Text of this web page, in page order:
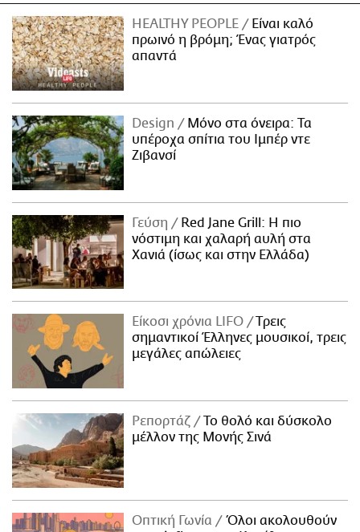
HEALTHY PEOPLE
Είναι καλό
πρωινό η βρόμη; Ένας γιατρός
απαντά
Design
Μόνο στα όνειρα: Τα
υπέροχα σπίτια του Ιμπέρ ντε
Ζιβανσί
Γεύση
Red Jane Grill: Η πιο
νόστιμη και χαλαρή αυλή στα
Χανιά (ίσως και στην Ελλάδα)
Είκοσι χρόνια LIFO
Tρεις
σημαντικοί Έλληνες μουσικοί, τρεις
μεγάλες απώλειες
Ρεπορτάζ
Το θολό και δύσκολο
μέλλον της Μονής Σινά
Οπτική Γωνία
Όλοι ακολουθούν